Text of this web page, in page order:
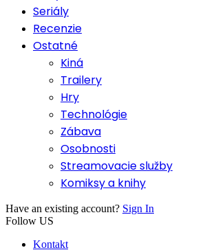
Seriály
Recenzie
Ostatné
Kiná
Trailery
Hry
Technológie
Zábava
Osobnosti
Streamovacie služby
Komiksy a knihy
Have an existing account? Sign In
Follow US
Kontakt